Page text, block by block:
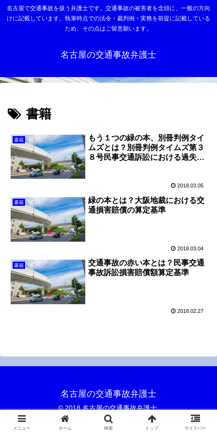
名古屋で交通事故を扱う弁護士です。交通事故の被害者を念頭に、一般の方向
けに記載しています。執筆時点での法令・裁判例・実務を前提に記載している
ため、その点はご留意願います。
名古屋の交通事故弁護士
書籍
書籍
もう１つの緑の本、別冊判例タイ
ムズとは？別冊判例タイムズ第３
８号民事交通訴訟における過失相
2018.03.05
書籍
緑の本とは？大阪地裁における交
通損害賠償の算定基準
2018.03.04
書籍
交通事故の赤い本とは？民事交通
事故訴訟損害賠償額算定基準
2018.02.27
名古屋の交通事故弁護士
© 2018 名古屋の交通事故弁護士.
メニュー ホーム 検索 トップ サイドバー